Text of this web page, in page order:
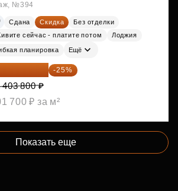
№394
Сдана Скидка
Без отделки
сейчас - платите потом
Лоджия
планировка Ещё
302 850 ₽ -25%
403 800 ₽
700 ₽ за м²
Показать еще